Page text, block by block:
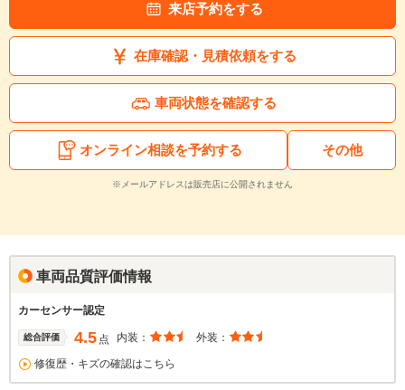
来店予約をする
在庫確認・見積依頼をする
車両状態を確認する
オンライン相談を予約する その他
※メールアドレスは販売店に公開されません
車両品質評価情報
カーセンサー認定
総合評価 4.5 点 内装： 外装：
修復歴・キズの確認はこちら